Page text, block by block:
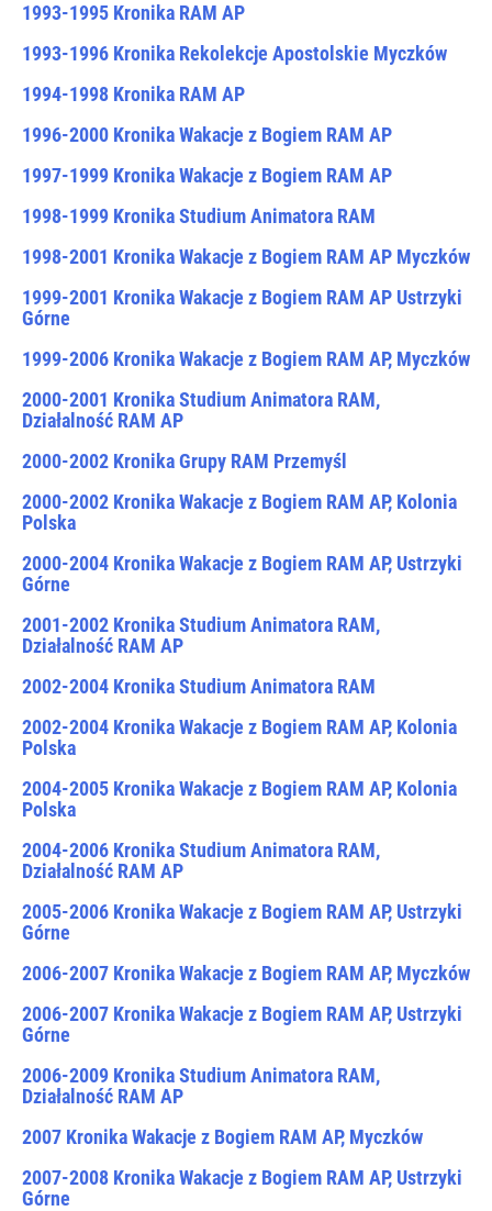
1993-1995 Kronika RAM AP
1993-1996 Kronika Rekolekcje Apostolskie Myczków
1994-1998 Kronika RAM AP
1996-2000 Kronika Wakacje z Bogiem RAM AP
1997-1999 Kronika Wakacje z Bogiem RAM AP
1998-1999 Kronika Studium Animatora RAM
1998-2001 Kronika Wakacje z Bogiem RAM AP Myczków
1999-2001 Kronika Wakacje z Bogiem RAM AP Ustrzyki
Górne
1999-2006 Kronika Wakacje z Bogiem RAM AP, Myczków
2000-2001 Kronika Studium Animatora RAM,
Działalność RAM AP
2000-2002 Kronika Grupy RAM Przemyśl
2000-2002 Kronika Wakacje z Bogiem RAM AP, Kolonia
Polska
2000-2004 Kronika Wakacje z Bogiem RAM AP, Ustrzyki
Górne
2001-2002 Kronika Studium Animatora RAM,
Działalność RAM AP
2002-2004 Kronika Studium Animatora RAM
2002-2004 Kronika Wakacje z Bogiem RAM AP, Kolonia
Polska
2004-2005 Kronika Wakacje z Bogiem RAM AP, Kolonia
Polska
2004-2006 Kronika Studium Animatora RAM,
Działalność RAM AP
2005-2006 Kronika Wakacje z Bogiem RAM AP, Ustrzyki
Górne
2006-2007 Kronika Wakacje z Bogiem RAM AP, Myczków
2006-2007 Kronika Wakacje z Bogiem RAM AP, Ustrzyki
Górne
2006-2009 Kronika Studium Animatora RAM,
Działalność RAM AP
2007 Kronika Wakacje z Bogiem RAM AP, Myczków
2007-2008 Kronika Wakacje z Bogiem RAM AP, Ustrzyki
Górne